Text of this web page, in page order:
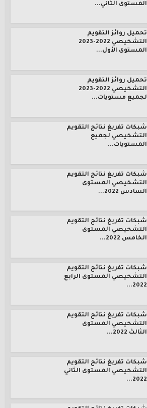
المستوى الثاني...
تحميل روائز التقويم
التشخيصي 2022-2023
المستوى الأول...
تحميل روائز التقويم
التشخيصي 2022-2023
لجميع مستويات...
شبكات تفريغ نتائج التقويم
التشخيصي لجميع
المستويات...
شبكات تفريغ نتائج التقويم
التشخيصي المستوى
السادس 2022...
شبكات تفريغ نتائج التقويم
التشخيصي المستوى
الخامس 2022...
شبكات تفريغ نتائج التقويم
التشخيصي المستوى الرابع
2022...
شبكات تفريغ نتائج التقويم
التشخيصي المستوى
الثالث 2022...
شبكات تفريغ نتائج التقويم
التشخيصي المستوى الثاني
2022...